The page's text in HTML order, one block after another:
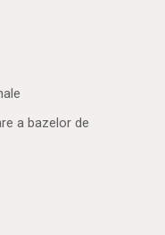
a bazelor de